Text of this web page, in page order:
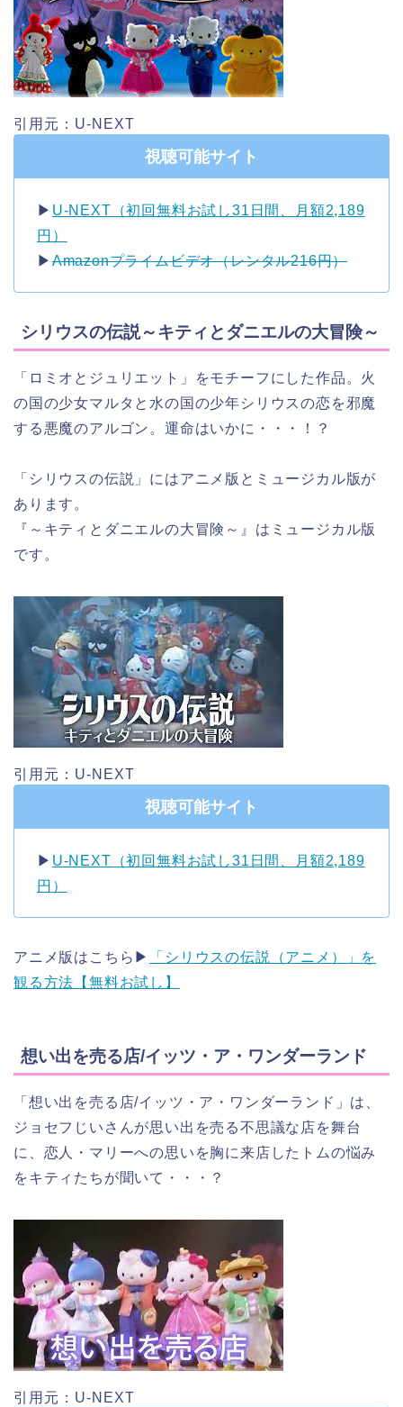
引用元：U-NEXT
視聴可能サイト
▶︎ U-NEXT（初回無料お試し31日間、月額2,189
円）
▶︎Amazonプライムビデオ（レンタル216円）
シリウスの伝説～キティとダニエルの大冒険～
「ロミオとジュリエット」をモチーフにした作品。火
の国の少女マルタと水の国の少年シリウスの恋を邪魔
する悪魔のアルゴン。運命はいかに・・・！？
「シリウスの伝説」にはアニメ版とミュージカル版が
あります。
『～キティとダニエルの大冒険～』はミュージカル版
です。
引用元：U-NEXT
視聴可能サイト
▶︎ U-NEXT（初回無料お試し31日間、月額2,189
円）
アニメ版はこちら▶︎
「シリウスの伝説（アニメ）」を
観る方法【無料お試し】
想い出を売る店/イッツ・ア・ワンダーランド
「想い出を売る店/イッツ・ア・ワンダーランド」は、
ジョセフじいさんが思い出を売る不思議な店を舞台
に、恋人・マリーへの思いを胸に来店したトムの悩み
をキティたちが聞いて・・・？
引用元：U-NEXT